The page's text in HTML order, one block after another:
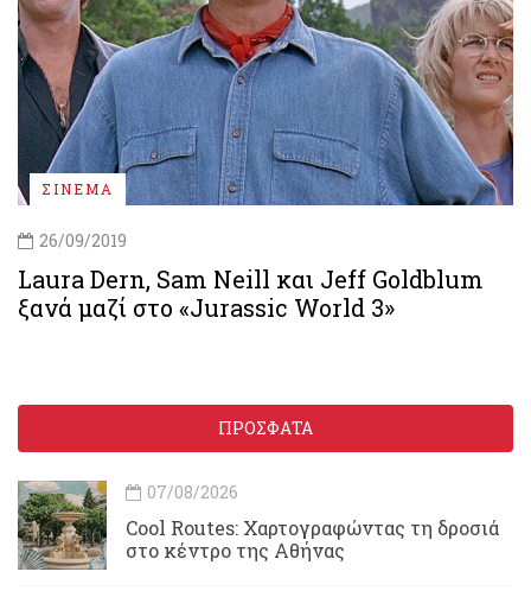
ΣΙΝΕΜΑ
26/09/2019
Laura Dern, Sam Neill και Jeff Goldblum
ξανά μαζί στο «Jurassic World 3»
ΠΡΟΣΦΑΤΑ
07/08/2026
Cool Routes: Χαρτογραφώντας τη δροσιά
στο κέντρο της Αθήνας